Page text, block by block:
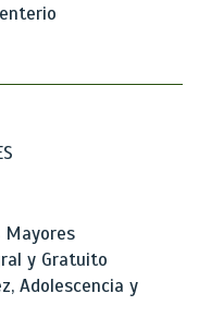
Mayores
y Gratuito
Adolescencia y